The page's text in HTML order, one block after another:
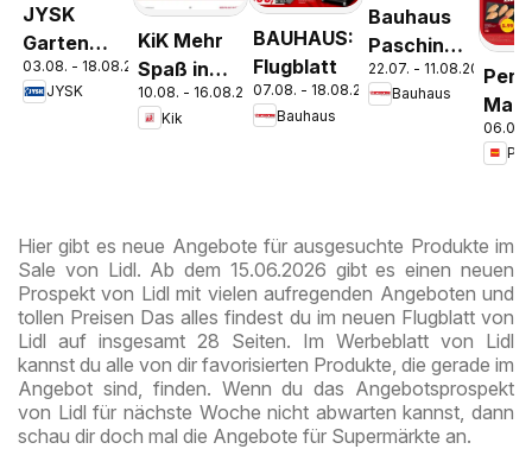
JYSK
Garten
Abverkauf
Spare Bis
03.08. - 18.08.2026
JYSK
KiK Mehr
Spaß in
der Schule
10.08. - 16.08.2026
Kik
BAUHAUS:
Flugblatt
07.08. - 18.08.2026
Bauhaus
Bauhaus
Pasching,
Wels,
Steyr
22.07. - 11.08.2026
Bauhaus
06.08.
Hier gibt es neue Angebote für ausgesuchte Produkte im
Sale von Lidl. Ab dem 15.06.2026 gibt es einen neuen
Prospekt von Lidl mit vielen aufregenden Angeboten und
tollen Preisen Das alles findest du im neuen Flugblatt von
Lidl auf insgesamt 28 Seiten. Im Werbeblatt von Lidl
kannst du alle von dir favorisierten Produkte, die gerade im
Angebot sind, finden. Wenn du das Angebotsprospekt
von Lidl für nächste Woche nicht abwarten kannst, dann
schau dir doch mal die Angebote für Supermärkte an.